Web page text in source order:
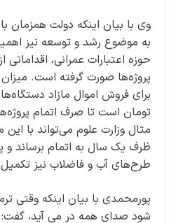
وی با بیان اینکه دولت همزمان
به موضوع رشد و توسعه نیز
حوزه اعتبارات عمرانی،
پروژه‌ها صورت گرفته است.
تومان است تا صرف اتمام
مثال وزارت علوم می‌تواند با این
ظرف یک سال به اتمام برساند و
طرح‌های آب و فاضلاب نیز
پورمحمدی با بیان اینکه وقتی